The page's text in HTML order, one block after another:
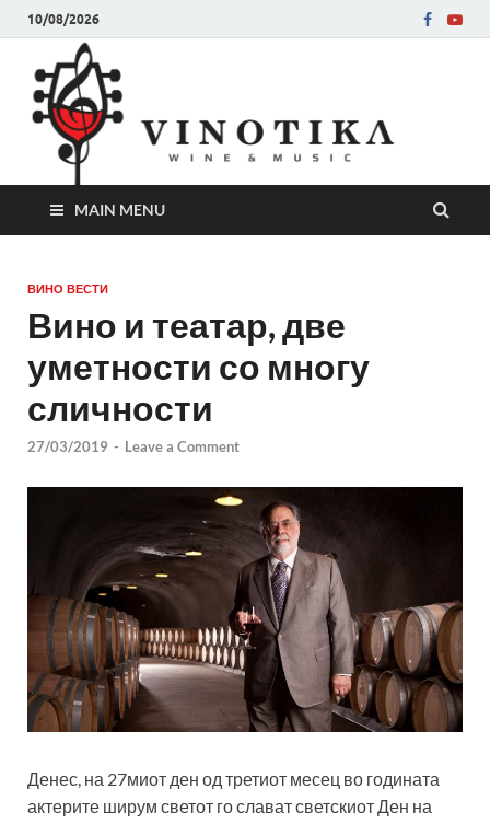
10/08/2026
MAIN MENU
ВИНО ВЕСТИ
Вино и театар, две
уметности со многу
сличности
27/03/2019 - Leave a Comment
Денес, на 27миот ден од третиот месец во годината
актерите ширум светот го слават светскиот Ден на